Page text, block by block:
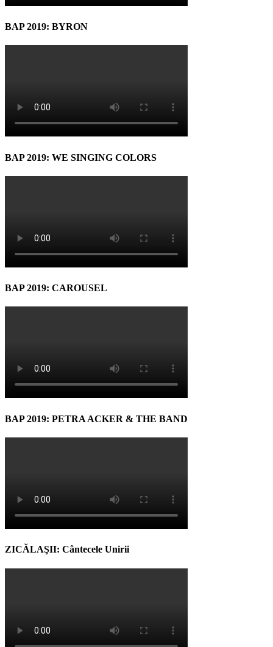
BAP 2019: BYRON
BAP 2019: WE SINGING COLORS
BAP 2019: CAROUSEL
BAP 2019: PETRA ACKER & THE BAND
ZICĂLAŞII: Cântecele Unirii